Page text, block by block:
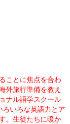
ことに焦点を合わ
外旅行準備を教え
ナル語学スクール
ろいろな英語力とア
。生徒たちに暖か